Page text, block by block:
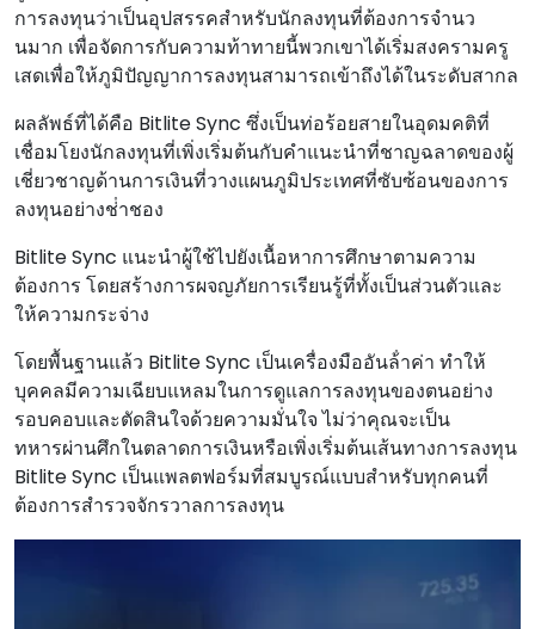
การลงทุนว่าเป็นอุปสรรคสําหรับนักลงทุนที่ต้องการจํานว
นมาก เพื่อจัดการกับความท้าทายนี้พวกเขาได้เริ่มสงครามครู
เสดเพื่อให้ภูมิปัญญาการลงทุนสามารถเข้าถึงได้ในระดับสากล
ผลลัพธ์ที่ได้คือ Bitlite Sync ซึ่งเป็นท่อร้อยสายในอุดมคติที่
เชื่อมโยงนักลงทุนที่เพิ่งเริ่มต้นกับคําแนะนําที่ชาญฉลาดของผู้
เชี่ยวชาญด้านการเงินที่วางแผนภูมิประเทศที่ซับซ้อนของการ
ลงทุนอย่างช่ําชอง
Bitlite Sync แนะนําผู้ใช้ไปยังเนื้อหาการศึกษาตามความ
ต้องการ โดยสร้างการผจญภัยการเรียนรู้ที่ทั้งเป็นส่วนตัวและ
ให้ความกระจ่าง
โดยพื้นฐานแล้ว Bitlite Sync เป็นเครื่องมืออันล้ําค่า ทําให้
บุคคลมีความเฉียบแหลมในการดูแลการลงทุนของตนอย่าง
รอบคอบและตัดสินใจด้วยความมั่นใจ ไม่ว่าคุณจะเป็น
ทหารผ่านศึกในตลาดการเงินหรือเพิ่งเริ่มต้นเส้นทางการลงทุน
Bitlite Sync เป็นแพลตฟอร์มที่สมบูรณ์แบบสําหรับทุกคนที่
ต้องการสํารวจจักรวาลการลงทุน